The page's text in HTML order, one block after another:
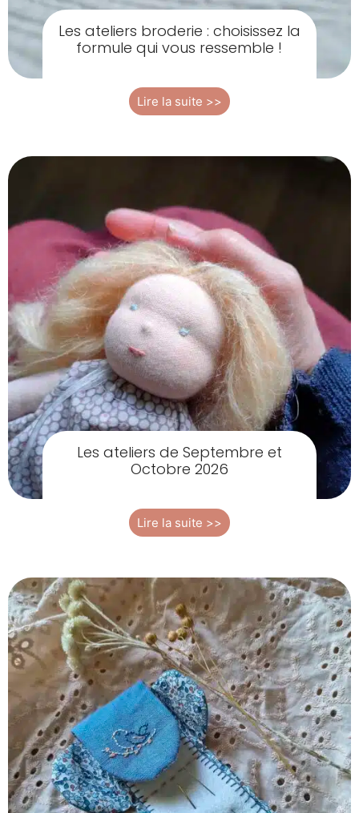
Les ateliers broderie : choisissez la
formule qui vous ressemble !
Lire la suite >>
Les ateliers de Septembre et
Octobre 2026
Lire la suite >>